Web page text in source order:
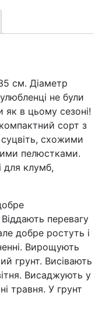
см. Діаметр
улюбленці не були
як в цьому сезоні!
компактний сорт з
суцвіть, схожими
пелюстками.
для клумб,
перевагу
добре ростуть і
Вирощують
грунт. Висівають
Висаджують у
травня. У грунт